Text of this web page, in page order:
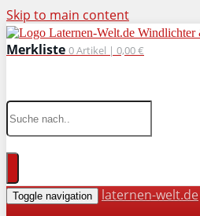
Skip to main content
Merkliste 0Artikel | 0,00 €
Toggle navigation
laternen-welt.de